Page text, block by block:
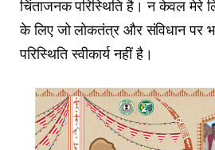
चिंताजनक परिस्थिति है। न केवल मेरे
के लिए जो लोकतंत्र और संविधान पर
परिस्थिति स्वीकार्य नहीं है।